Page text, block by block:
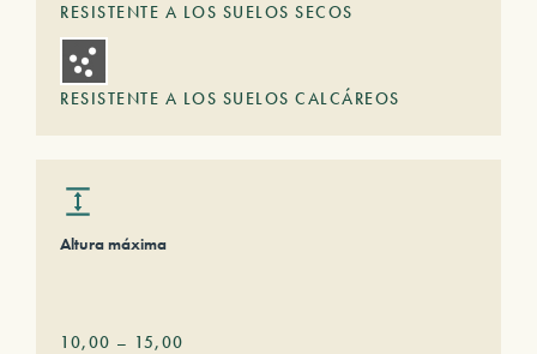
RESISTENTE A LOS SUELOS SECOS
RESISTENTE A LOS SUELOS CALCÁREOS
Altura máxima
10,00 – 15,00